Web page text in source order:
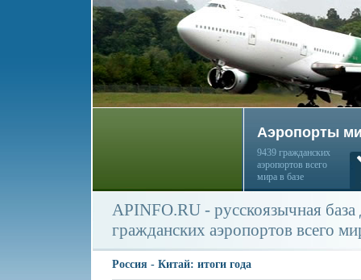
Аэропорты
9439 гражданских
аэропортов всего
мира в базе
APINFO.RU - русскоязычная
гражданских аэропортов всего
Россия - Китай: итоги года